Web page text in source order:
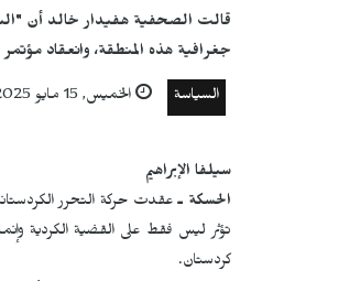
قالت الصحفية هفيدار خالد أن
جغرافية هذه المنطقة، وانعقاد
السياسة الخميس, 15 مايو 2025, 08:16
سيلفا الإبراهيم
الحسكة ـعقدت حركة التحرر
تؤثر ليس فقط على القضية الكردية
كردستان.